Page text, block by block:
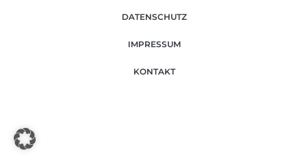
DATENSCHUTZ
IMPRESSUM
KONTAKT